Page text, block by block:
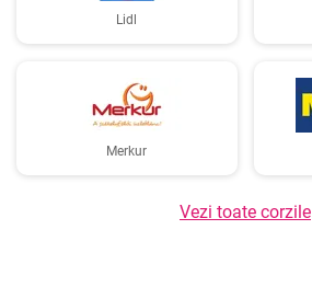
Lidl
Merkur
Vezi toate corzile